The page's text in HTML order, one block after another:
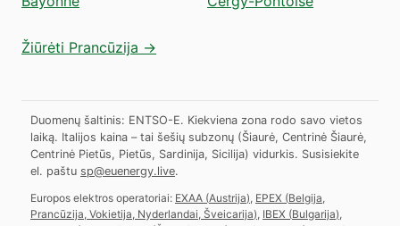
Žiūrėti Prancūzija →
Duomenų šaltinis: ENTSO-E. Kiekviena zona rodo savo vietos
laiką. Italijos kaina – tai šešių subzonų (Šiaurė, Centrinė Šiaurė,
Centrinė Pietūs, Pietūs, Sardinija, Sicilija) vidurkis. Susisiekite
el. paštu sp@euenergy.live.
Europos elektros operatoriai: EXAA (Austrija) EPEX (Belgija,
Prancūzija, Vokietija, Nyderlandai, Šveicarija) IBEX (Bulgarija)